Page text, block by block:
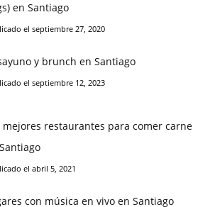
en Santiago
el septiembre 27, 2020
y brunch en Santiago
el septiembre 12, 2023
mejores restaurantes para comer carne
el abril 5, 2021
con música en vivo en Santiago